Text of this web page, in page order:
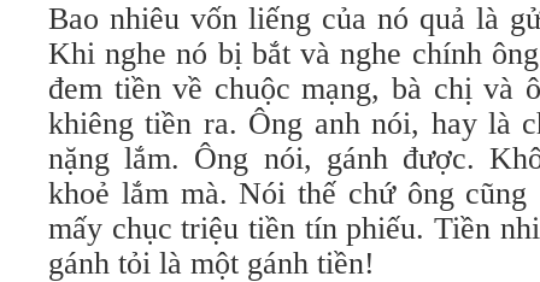
Bao nhiêu vốn liếng của nó quả là
Khi nghe nó bị bắt và nghe chính
đem tiền về chuộc mạng, bà chị và
khiêng tiền ra. Ông anh nói, hay là
nặng lắm. Ông nói, gánh được.
khoẻ lắm mà. Nói thế chứ ông
mấy chục triệu tiền tín phiếu. Tiền
gánh tỏi là một gánh tiền!